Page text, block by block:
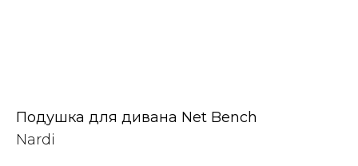
Подушка для дивана Net Bench
Nardi